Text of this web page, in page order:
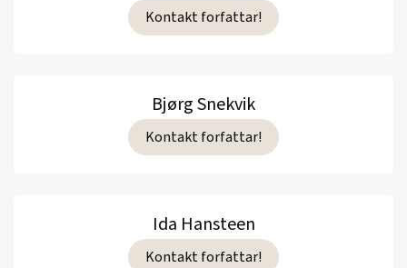
Kontakt forfattar!
Bjørg Snekvik
Kontakt forfattar!
Ida Hansteen
Kontakt forfattar!